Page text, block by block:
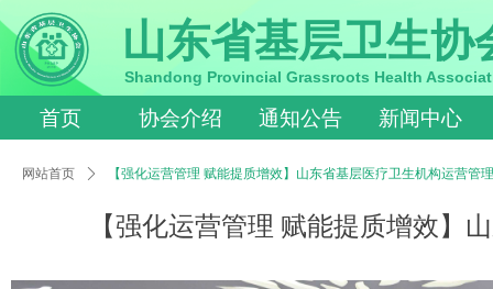
首页 协会介绍 通知公告 新闻中心
山东省基层卫生协
Shandong Provincial Grassroots Health
【强化运营管理 赋能提质增效】
网站首页 ꄲ 【强化运营管理 赋能提质增效】山东省基层医疗卫生机构运营管